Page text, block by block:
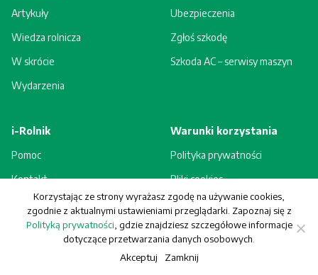
Artykuły
Wiedza rolnicza
W skrócie
Wydarzenia
Ubezpieczenia
Zgłoś szkodę
Szkoda AC – serwisy maszyn
i-Rolnik
Pomoc
Kontakt
Rejestracja - korzyści
Warunki korzystania
Polityka prywatności
Pliki cookies
Regulamin
© Generali Towarzystwo Ubezpieczeń S.A. Wszelkie prawa zastrzeżone.
Korzystając ze strony wyrażasz zgodę na używanie cookies,
zgodnie z aktualnymi ustawieniami przeglądarki. Zapoznaj się z
Polityką prywatności , gdzie znajdziesz szczegółowe informacje
dotyczące przetwarzania danych osobowych.
Akceptuj Zamknij